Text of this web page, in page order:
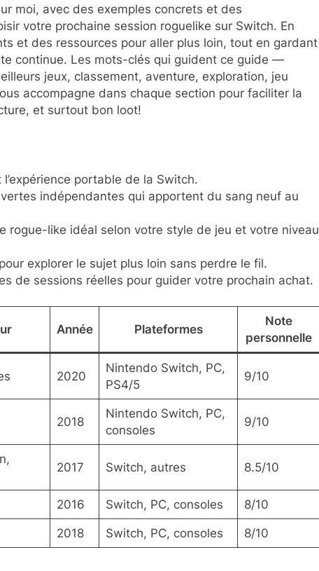
moi, avec des exemples concrets et des
votre prochaine session roguelike sur Switch. En
et des ressources pour aller plus loin, tout en gardant
continue. Les mots-clés qui guident ce guide —
jeux, classement, aventure, exploration, jeu
accompagne dans chaque section pour faciliter la
et surtout bon loot!
portable de la Switch.
indépendantes qui apportent du sang neuf au
rogue-like idéal selon votre style de jeu et votre niveau
explorer le sujet plus loin sans perdre le fil.
de sessions réelles pour guider votre prochain achat.
Année Plateformes
Note
personnelle
2020
Nintendo Switch, PC,
PS4/5
9/10
2018
Nintendo Switch, PC,
consoles
9/10
2017 Switch, autres 8.5/10
2016 Switch, PC, consoles 8/10
2018 Switch, PC, consoles 8/10